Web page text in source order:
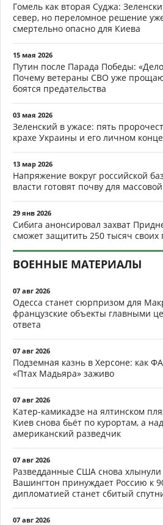
Гомель как вторая Суджа:
север, но переломное решение
смертельно опасно для Киева
15 мая 2026
Путин после Парада Победы:
Почему ветераны СВО уже
боятся предательства
03 мая 2026
Зеленский в ужасе: пять
крахе Украины и его личном
13 мар 2026
Напряжение вокруг российской
власти готовят почву для
29 янв 2026
Сибига анонсировал захват
сможет защитить 250 тысяч своих
ВОЕННЫЕ МАТЕРИАЛЫ
07 авг 2026
Одесса станет сюрпризом для
французские объекты главными
ответа
07 авг 2026
Подземная казнь в Херсоне: как
«Птах Мадьяра» заживо
07 авг 2026
Катер-камикадзе на ялтинском
Киев снова бьёт по курортам, а
американский разведчик
07 авг 2026
Разведданные США снова хлынули
Вашингтон принуждает Россию к
дипломатией станет сбитый
07 авг 2026